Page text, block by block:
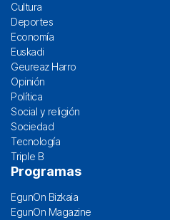
Cultura
Deportes
Economía
Euskadi
Geureaz Harro
Opinión
Política
Social y religión
Sociedad
Tecnología
Triple B
Programas
EgunOn Bizkaia
EgunOn Magazine